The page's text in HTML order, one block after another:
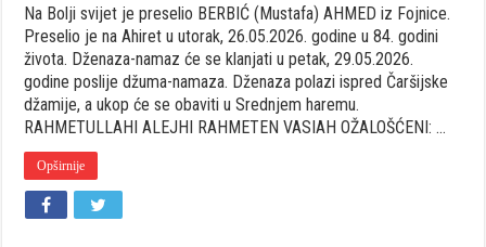
Na Bolji svijet je preselio BERBIĆ (Mustafa) AHMED iz Fojnice.
Preselio je na Ahiret u utorak, 26.05.2026. godine u 84. godini
života. Dženaza-namaz će se klanjati u petak, 29.05.2026.
godine poslije džuma-namaza. Dženaza polazi ispred Čaršijske
džamije, a ukop će se obaviti u Srednjem haremu.
RAHMETULLAHI ALEJHI RAHMETEN VASIAH OŽALOŠĆENI: …
Opširnije